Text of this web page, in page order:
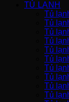
TỦ LẠNH
Tủ
Tủ
Tủ
Tủ
Tủ
Tủ
Tủ
Tủ
Tủ
Tủ